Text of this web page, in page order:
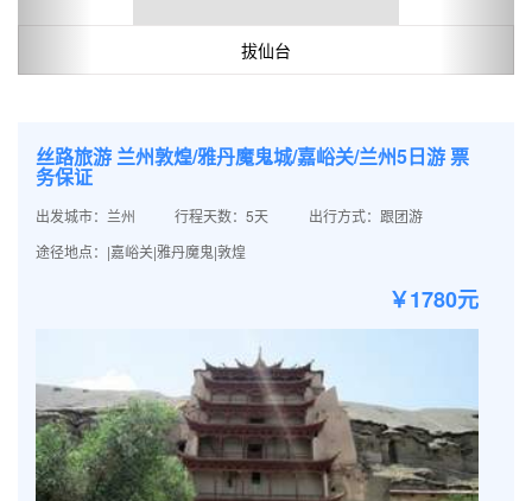
拔仙台
丝路旅游 兰州敦煌/雅丹魔鬼城/嘉峪关/兰州5日游 票
务保证
出发城市：兰州 行程天数：5天
出行方式：跟团游
途径地点：|嘉峪关|雅丹魔鬼|敦煌
￥1780元